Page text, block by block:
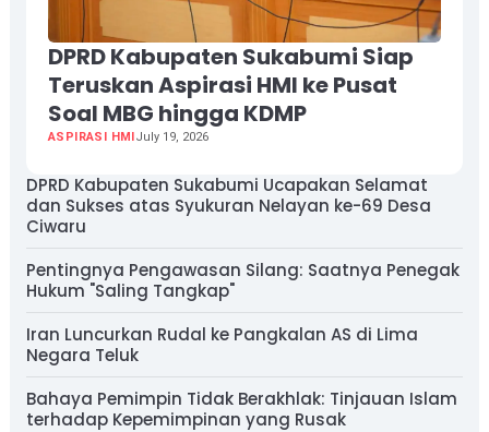
DPRD Kabupaten Sukabumi Siap
Teruskan Aspirasi HMI ke Pusat
Soal MBG hingga KDMP
ASPIRASI HMIJuly 19, 2026
DPRD Kabupaten Sukabumi Ucapakan Selamat
dan Sukses atas Syukuran Nelayan ke-69 Desa
Ciwaru
Pentingnya Pengawasan Silang: Saatnya Penegak
Hukum "Saling Tangkap"
Iran Luncurkan Rudal ke Pangkalan AS di Lima
Negara Teluk
Bahaya Pemimpin Tidak Berakhlak: Tinjauan Islam
terhadap Kepemimpinan yang Rusak